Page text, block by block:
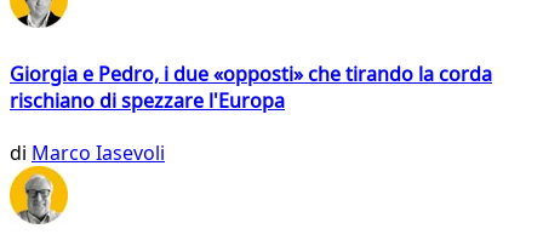
Giorgia e Pedro, i due «opposti» che tirando la corda
rischiano di spezzare l'Europa
di Marco Iasevoli